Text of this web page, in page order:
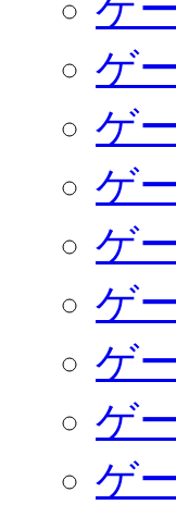
ゲ
ゲ
ゲ
ゲ
ゲ
ゲ
ゲ
ゲ